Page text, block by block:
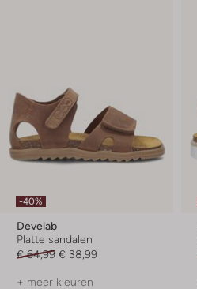
-40%
Develab
Platte sandalen
€ 64,99 € 38,99
+ meer kleuren